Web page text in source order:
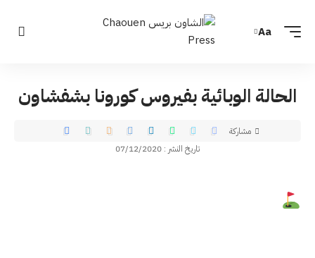
Aa
الحالة الوبائية بفيروس كورونا بشفشاون
تاريخ النشر : 07/12/2020
مشاركة